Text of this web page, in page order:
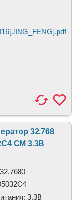
32.768
CM 3.3В
32.7680
3.3В